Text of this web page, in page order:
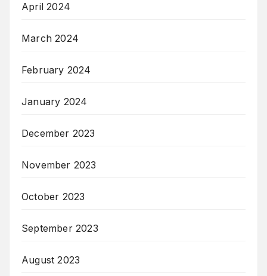
April 2024
March 2024
February 2024
January 2024
December 2023
November 2023
October 2023
September 2023
August 2023